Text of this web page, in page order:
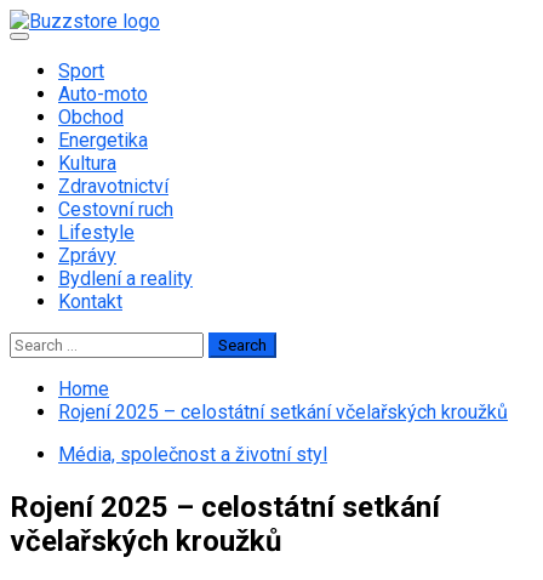
Skip
to
content
Primary
Sport
Auto-moto
Obchod
Energetika
Kultura
Zdravotnictví
Cestovní ruch
Lifestyle
Zprávy
Bydlení a reality
Kontakt
Search
for:
Home
Rojení 2025 – celostátní setkání včelařských kroužků
Média, společnost a životní styl
Rojení 2025 – celostátní setkání
včelařských kroužků